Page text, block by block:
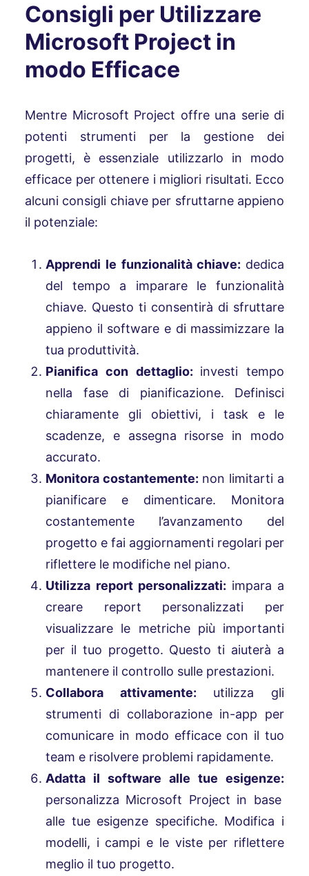
Consigli per Utilizzare
Microsoft Project in
modo Efficace
Mentre Microsoft Project offre una serie di
potenti strumenti per la gestione dei
progetti, è essenziale utilizzarlo in modo
efficace per ottenere i migliori risultati. Ecco
alcuni consigli chiave per sfruttarne appieno
il potenziale:
Apprendi le funzionalità chiave: dedica
del tempo a imparare le funzionalità
chiave. Questo ti consentirà di sfruttare
appieno il software e di massimizzare la
tua produttività.
Pianifica con dettaglio: investi tempo
nella fase di pianificazione. Definisci
chiaramente gli obiettivi, i task e le
scadenze, e assegna risorse in modo
accurato.
Monitora costantemente: non limitarti a
pianificare e dimenticare. Monitora
costantemente l’avanzamento del
progetto e fai aggiornamenti regolari per
riflettere le modifiche nel piano.
Utilizza report personalizzati: impara a
creare report personalizzati per
visualizzare le metriche più importanti
per il tuo progetto. Questo ti aiuterà a
mantenere il controllo sulle prestazioni.
Collabora attivamente: utilizza gli
strumenti di collaborazione in-app per
comunicare in modo efficace con il tuo
team e risolvere problemi rapidamente.
Adatta il software alle tue esigenze:
personalizza Microsoft Project in base
alle tue esigenze specifiche. Modifica i
modelli, i campi e le viste per riflettere
meglio il tuo progetto.